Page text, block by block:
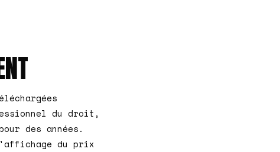
du droit,
des années.
du prix